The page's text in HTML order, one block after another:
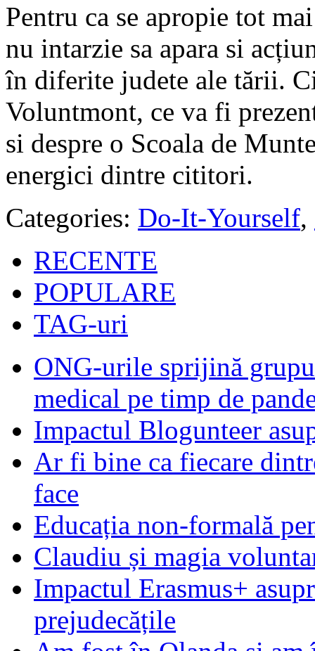
Pentru ca se apropie tot
nu intarzie sa apara si
în diferite judete ale tării.
Voluntmont, ce va fi
si despre o Scoala de
energici dintre cititori.
Categories: Do-It-Yourself,
RECENTE
POPULARE
TAG-uri
ONG-urile sprijină
medical pe timp de
Impactul Blogunteer
Ar fi bine ca fiecare
face
Educația non-formală
Claudiu și magia
Impactul Erasmus+
prejudecățile